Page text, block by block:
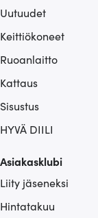
Uutuudet
Keittiökoneet
Ruoanlaitto
Kattaus
Sisustus
HYVÄ DIILI
Asiakasklubi
Liity jäseneksi
Hintatakuu